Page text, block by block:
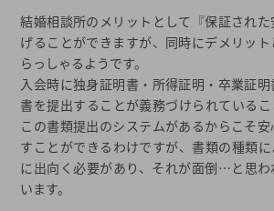
結婚相談所のメリットとして『保証され
げることができますが、同時にデメリッ
らっしゃるようです。
入会時に独身証明書・所得証明・卒業証
書を提出することが義務づけられているこ
この書類提出のシステムがあるからこそ
すことができるわけですが、書類の種類
に出向く必要があり、それが面倒…と思わ
います。